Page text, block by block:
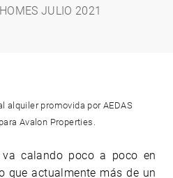
JULIO 2021
calando poco a poco en
que actualmente más de un